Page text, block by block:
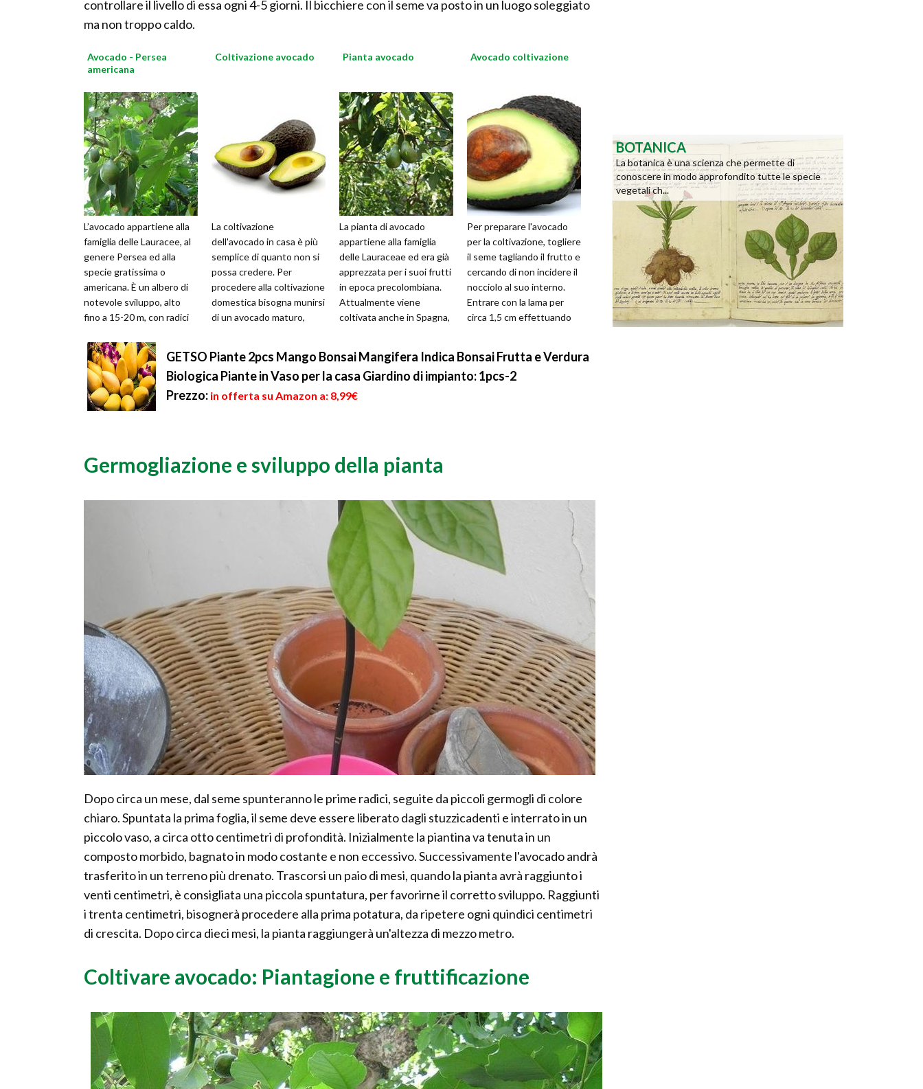
controllare il livello di essa ogni 4-5 giorni. Il bicchiere con il seme va posto in un luogo soleggiato
ma non troppo caldo.
Avocado - Persea
americana
L’avocado appartiene alla
famiglia delle Lauracee, al
genere Persea ed alla
specie gratissima o
americana. È un albero di
notevole sviluppo, alto
fino a 15-20 m, con radici
...
Coltivazione avocado
La coltivazione
dell'avocado in casa è più
semplice di quanto non si
possa credere. Per
procedere alla coltivazione
domestica bisogna munirsi
di un avocado maturo,
Pianta avocado
La pianta di avocado
appartiene alla famiglia
delle Lauraceae ed era già
apprezzata per i suoi frutti
in epoca precolombiana.
Attualmente viene
coltivata anche in Spagna,
Avocado coltivazione
Per preparare l'avocado
per la coltivazione, togliere
il seme tagliando il frutto e
cercando di non incidere il
nocciolo al suo interno.
Entrare con la lama per
circa 1,5 cm effettuando
GETSO Piante 2pcs Mango Bonsai Mangifera Indica Bonsai Frutta e Verdura
Biologica Piante in Vaso per la casa Giardino di impianto: 1pcs-2
Prezzo: in offerta su Amazon a: 8,99€
Germogliazione e sviluppo della pianta
Dopo circa un mese, dal seme spunteranno le prime radici, seguite da piccoli germogli di colore
chiaro. Spuntata la prima foglia, il seme deve essere liberato dagli stuzzicadenti e interrato in un
piccolo vaso, a circa otto centimetri di profondità. Inizialmente la piantina va tenuta in un
composto morbido, bagnato in modo costante e non eccessivo. Successivamente l'avocado andrà
trasferito in un terreno più drenato. Trascorsi un paio di mesi, quando la pianta avrà raggiunto i
venti centimetri, è consigliata una piccola spuntatura, per favorirne il corretto sviluppo. Raggiunti
i trenta centimetri, bisognerà procedere alla prima potatura, da ripetere ogni quindici centimetri
di crescita. Dopo circa dieci mesi, la pianta raggiungerà un'altezza di mezzo metro.
Coltivare avocado: Piantagione e fruttificazione
BOTANICA
La botanica è una scienza che permette di
conoscere in modo approfondito tutte le specie
vegetali ch...